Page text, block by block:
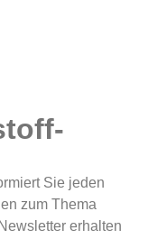
Sie jeden
zum Thema
erhalten